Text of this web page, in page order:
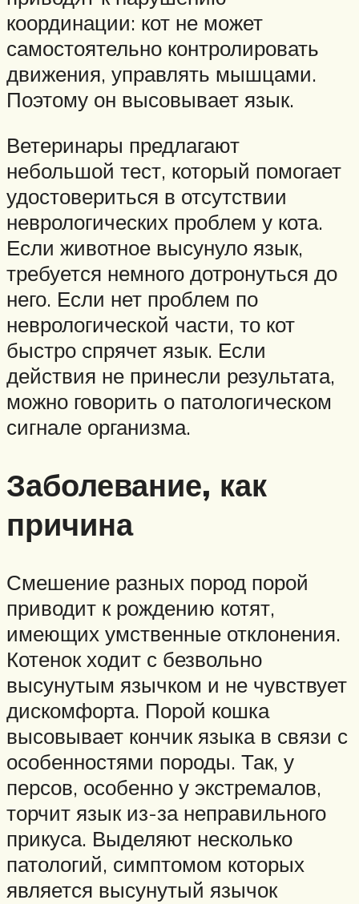
координации: кот не может
самостоятельно контролировать
движения, управлять мышцами.
Поэтому он высовывает язык.
Ветеринары предлагают
небольшой тест, который помогает
удостовериться в отсутствии
неврологических проблем у кота.
Если животное высунуло язык,
требуется немного дотронуться до
него. Если нет проблем по
неврологической части, то кот
быстро спрячет язык. Если
действия не принесли результата,
можно говорить о патологическом
сигнале организма.
Заболевание, как
причина
Смешение разных пород порой
приводит к рождению котят,
имеющих умственные отклонения.
Котенок ходит с безвольно
высунутым язычком и не чувствует
дискомфорта. Порой кошка
высовывает кончик языка в связи с
особенностями породы. Так, у
персов, особенно у экстремалов,
торчит язык из-за неправильного
прикуса. Выделяют несколько
патологий, симптомом которых
является высунутый язычок